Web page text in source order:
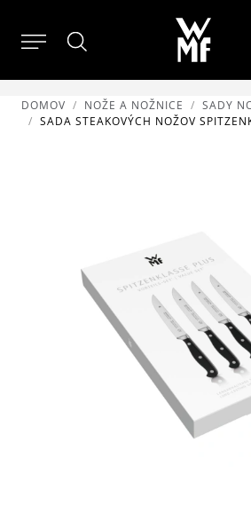
DOMOV NOŽE A NOŽNICE
SADY
SADA STEAKOVÝCH NOŽOV